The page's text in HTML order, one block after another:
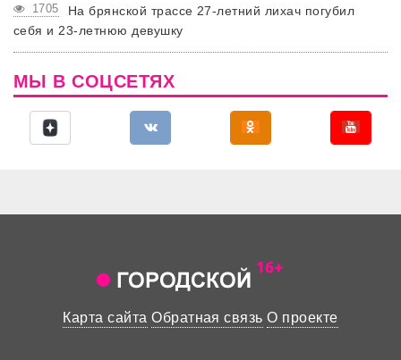
1705
На брянской трассе 27-летний лихач погубил
себя и 23-летнюю девушку
МЫ В СОЦСЕТЯХ
Карта сайта Обратная связь О проекте